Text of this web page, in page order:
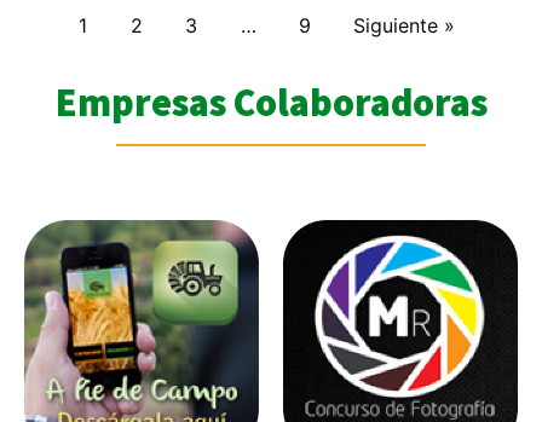
1 2 3 … 9 Siguiente »
Empresas Colaboradoras